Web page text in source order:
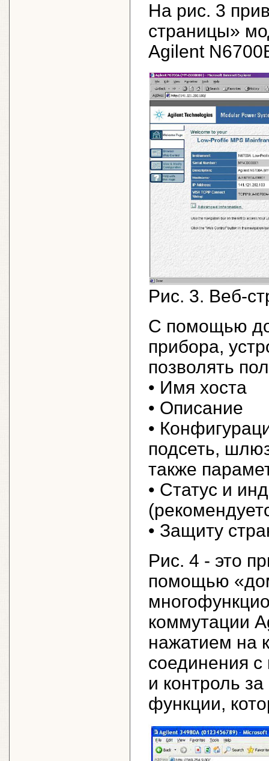
На рис. 3
страницы»
Agilent
Рис. 3. Веб-
С помощью
прибора,
позволять
• Имя хоста
• Описание
•
подсеть,
также
• Статус и
• Защиту
Рис. 4 - это
помощью
коммутации
нажатием на
соединения
и контроль
функции,